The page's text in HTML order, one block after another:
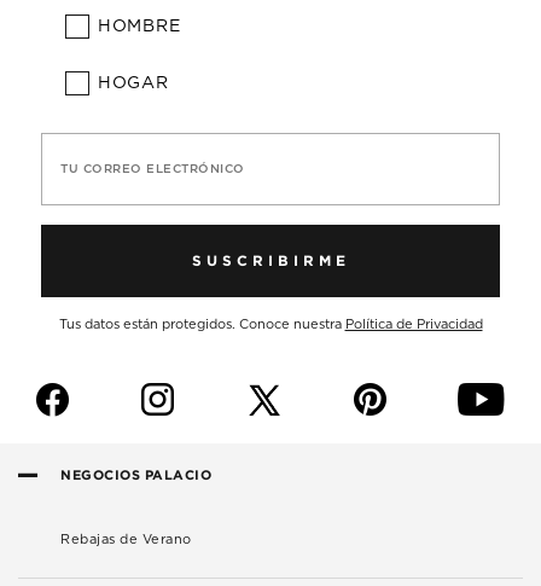
HOMBRE
HOGAR
TU CORREO ELECTRÓNICO
SUSCRIBIRME
Tus datos están protegidos. Conoce nuestra Política de Privacidad
f i p y
NEGOCIOS PALACIO
Rebajas de Verano